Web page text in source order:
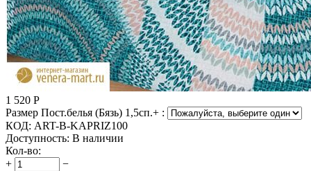
1 520 Р
Размер Пост.белья (Бязь) 1,5сп.+ :
КОД: ART-B-KAPRIZ100
Доступность: В наличии
Кол-во:
+
−